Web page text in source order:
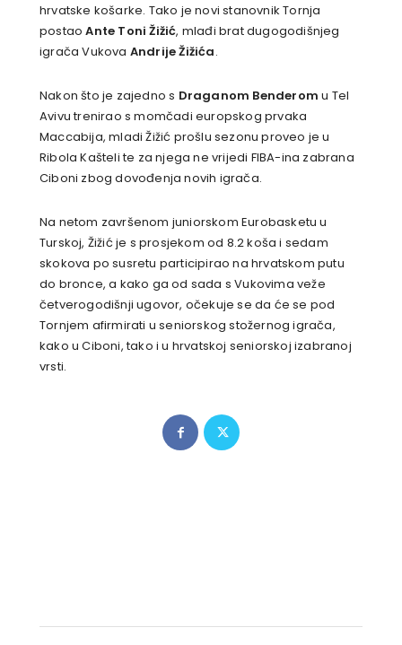
hrvatske košarke. Tako je novi stanovnik Tornja
postaoAnte Toni Žižić, mlađi brat dugogodišnjeg
igrača Vukova Andrije Žižića.
Nakon što je zajedno s Draganom Benderom u Tel
Avivu trenirao s momčadi europskog prvaka
Maccabija, mladi Žižić prošlu sezonu proveo je u
Ribola Kašteli te za njega ne vrijedi FIBA-ina zabrana
Ciboni zbog dovođenja novih igrača.
Na netom završenom juniorskom Eurobasketu u
Turskoj, Žižić je s prosjekom od 8.2 koša i sedam
skokova po susretu participirao na hrvatskom putu
do bronce, a kako ga od sada s Vukovima veže
četverogodišnji ugovor, očekuje se da će se pod
Tornjem afirmirati u seniorskog stožernog igrača,
kako u Ciboni, tako i u hrvatskoj seniorskoj izabranoj
vrsti.